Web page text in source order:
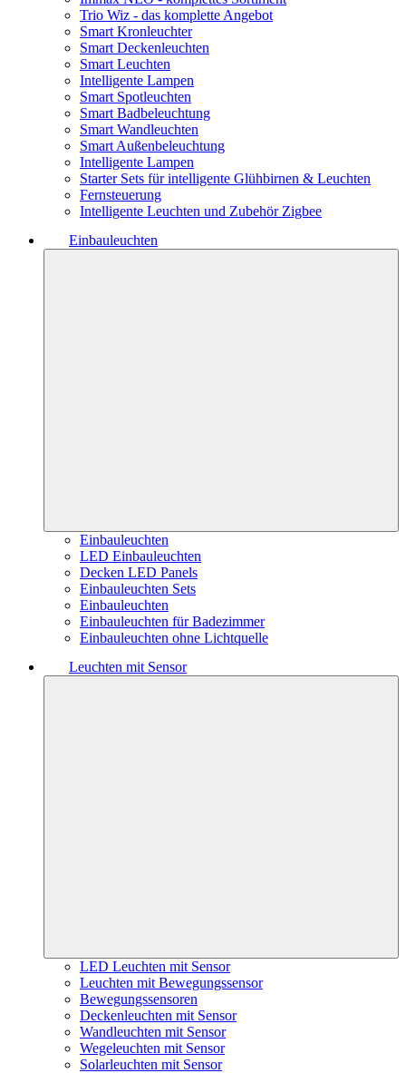
Trio Wiz - das komplette Angebot
Smart Kronleuchter
Smart Deckenleuchten
Smart Leuchten
Intelligente Lampen
Smart Spotleuchten
Smart Badbeleuchtung
Smart Wandleuchten
Smart Außenbeleuchtung
Intelligente Lampen
Starter Sets für intelligente Glühbirnen & Leuchten
Fernsteuerung
Intelligente Leuchten und Zubehör Zigbee
Einbauleuchten
Einbauleuchten
LED Einbauleuchten
Decken LED Panels
Einbauleuchten Sets
Einbauleuchten
Einbauleuchten für Badezimmer
Einbauleuchten ohne Lichtquelle
Leuchten mit Sensor
LED Leuchten mit Sensor
Leuchten mit Bewegungssensor
Bewegungssensoren
Deckenleuchten mit Sensor
Wandleuchten mit Sensor
Wegeleuchten mit Sensor
Solarleuchten mit Sensor